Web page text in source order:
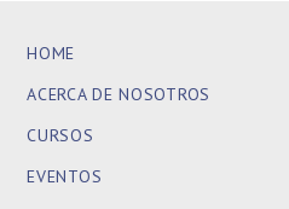
HOME
ACERCA DE NOSOTROS
CURSOS
EVENTOS